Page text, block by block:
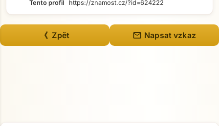
Tento profil
https://znamost.cz/?id=624222
《 Zpět mail Napsat vzkaz